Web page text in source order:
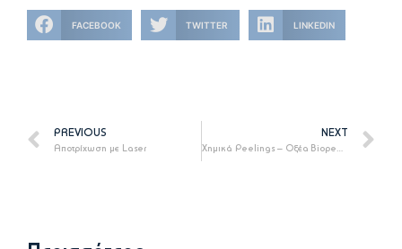
FACEBOOK TWITTER LINKEDIN
PREVIOUS
Αποτρίχωση με Laser
NEXT
Χημικά Peelings – Οξέα Biopeelings